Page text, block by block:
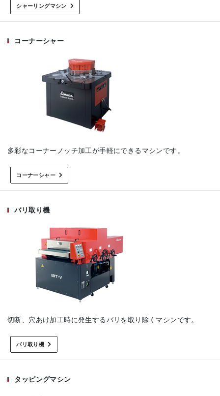
シャーリングマシン
コーナーシャー
多彩なコーナーノッチ加工が手軽にできるマシンです。
コーナーシャー
バリ取り機
切断、穴あけ加工時に発生するバリを取り除くマシンです。
バリ取り機
タッピングマシン